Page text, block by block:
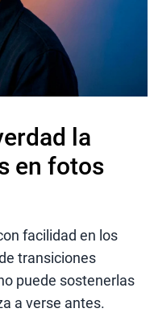
la
en fotos
facilidad en los
transiciones
puede sostenerlas
a verse antes.